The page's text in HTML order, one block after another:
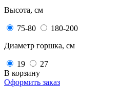
Высота, см
75-80
180-200
Диаметр горшка, см
19
27
В корзину
Оформить заказ